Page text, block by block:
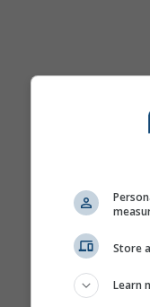
Store
Learn